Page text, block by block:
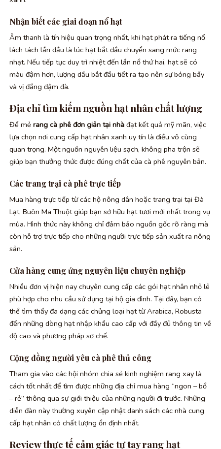
Nhận biết các giai đoạn nổ hạt
Âm thanh là tín hiệu quan trọng nhất, khi hạt phát ra tiếng nổ
lách tách lần đầu là lúc hạt bắt đầu chuyển sang mức rang
nhạt. Nếu tiếp tục duy trì nhiệt đến lần nổ thứ hai, hạt sẽ có
màu đậm hơn, lượng dầu bắt đầu tiết ra tạo nên sự bóng bẩy
và vị đắng đậm đà.
Địa chỉ tìm kiếm nguồn hạt nhân chất lượng
Để mẻ rang cà phê đơn giản tại nhà đạt kết quả mỹ mãn, việc
lựa chọn nơi cung cấp hạt nhân xanh uy tín là điều vô cùng
quan trọng. Một nguồn nguyên liệu sạch, không pha trộn sẽ
giúp bạn thưởng thức được đúng chất của cà phê nguyên bản.
Các trang trại cà phê trực tiếp
Mua hàng trực tiếp từ các hộ nông dân hoặc trang trại tại Đà
Lạt, Buôn Ma Thuột giúp bạn sở hữu hạt tươi mới nhất trong vụ
mùa. Hình thức này không chỉ đảm bảo nguồn gốc rõ ràng mà
còn hỗ trợ trực tiếp cho những người trực tiếp sản xuất ra nông
sản.
Cửa hàng cung ứng nguyên liệu chuyên nghiệp
Nhiều đơn vị hiện nay chuyên cung cấp các gói hạt nhân nhỏ lẻ
phù hợp cho nhu cầu sử dụng tại hộ gia đình. Tại đây, bạn có
thể tìm thấy đa dạng các chủng loại hạt từ Arabica, Robusta
đến những dòng hạt nhập khẩu cao cấp với đầy đủ thông tin về
độ cao và phương pháp sơ chế.
Cộng đồng người yêu cà phê thủ công
Tham gia vào các hội nhóm chia sẻ kinh nghiệm rang xay là
cách tốt nhất để tìm được những địa chỉ mua hàng “ngon – bổ
– rẻ” thông qua sự giới thiệu của những người đi trước. Những
diễn đàn này thường xuyên cập nhật danh sách các nhà cung
cấp hạt nhân có chất lượng ổn định nhất.
Review thực tế cảm giác tự tay rang hạt